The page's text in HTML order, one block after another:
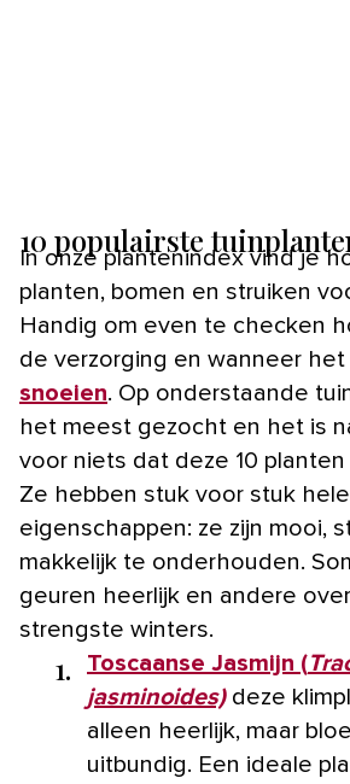
10 populairste
In onze plantenindex vind je honderden
planten, bomen en struiken
Handig om even te checken
de verzorging en wanneer
snoeien. Op onderstaande
het meest gezocht en het is
voor niets dat deze 10 planten
Ze hebben stuk voor stuk
eigenschappen: ze zijn mooi,
makkelijk te onderhouden.
geuren heerlijk en andere
strengste winters.
1. Toscaanse Jasmijn (
jasminoides)deze
alleen heerlijk, maar
uitbundig. Een ideale